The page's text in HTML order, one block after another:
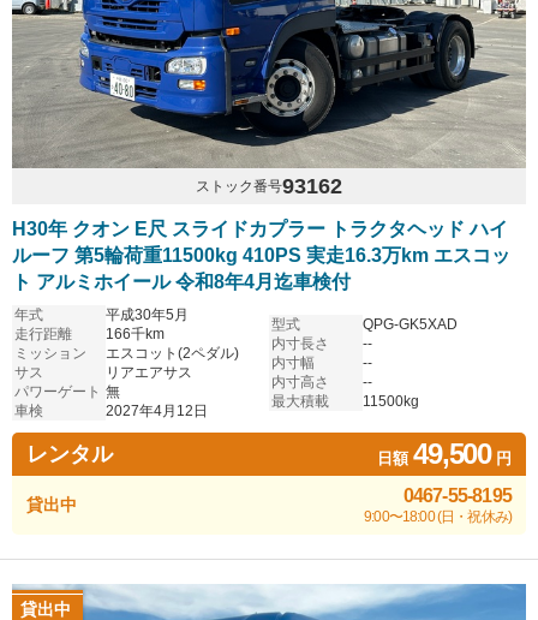
ストック番号93162
H30年 クオン E尺 スライドカプラー トラクタヘッド ハイ
ルーフ 第5輪荷重11500kg 410PS 実走16.3万km エスコッ
ト アルミホイール 令和8年4月迄車検付
年式
平成30年5月
走行距離
166千km
ミッション
エスコット(2ペダル)
サス
リアエアサス
パワーゲート 無
車検
2027年4月12日
型式
QPG-GK5XAD
内寸長さ
--
内寸幅
--
内寸高さ
--
最大積載
11500kg
レンタル 日額49,500円
貸出中 0467-55-8195
9:00〜18:00 (日・祝休み)
貸出中